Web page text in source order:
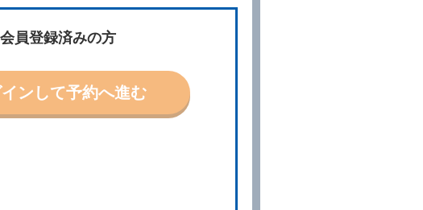
。
ればならないものとします。
約（以下「貸渡契約」といいます。）締
社は、この予約取消手数料の支払いがあ
受領済の予約申込金を返還するものとし
会員登録済みの方
インして予約へ進む